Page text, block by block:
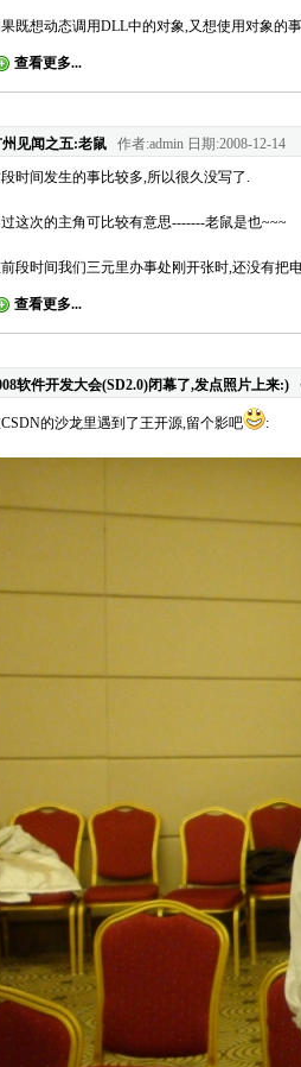
既想动态调用DLL中的对象,又想使用对象的
查看更多...
州见闻之五:老鼠
作者:admin 日期:2008-12-14
时间发生的事比较多,所以很久没写了.
这次的主角可比较有意思-------老鼠是也~~~
段时间我们三元里办事处刚开张时,还没有把
查看更多...
软件开发大会(SD2.0)闭幕了,发点照片上来:)
的沙龙里遇到了王开源,留个影吧 :